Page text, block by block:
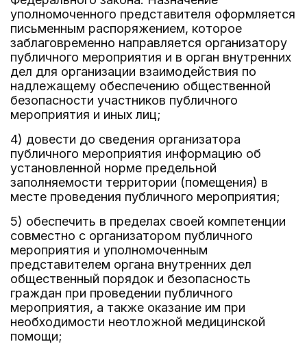
уполномоченного представителя оформляется
письменным распоряжением, которое
заблаговременно направляется организатору
публичного мероприятия и в орган внутренних
дел для организации взаимодействия по
надлежащему обеспечению общественной
безопасности участников публичного
мероприятия и иных лиц;
4) довести до сведения организатора
публичного мероприятия информацию об
установленной норме предельной
заполняемости территории (помещения) в
месте проведения публичного мероприятия;
5) обеспечить в пределах своей компетенции
совместно с организатором публичного
мероприятия и уполномоченным
представителем органа внутренних дел
общественный порядок и безопасность
граждан при проведении публичного
мероприятия, а также оказание им при
необходимости неотложной медицинской
помощи;